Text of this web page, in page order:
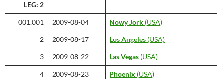
LEG: 2
001.001 2009-08-04 Nowy Jork (USA)
2 2009-08-17 Los Angeles (USA)
3 2009-08-22 Las Vegas (USA)
4 2009-08-23 Phoenix (USA)